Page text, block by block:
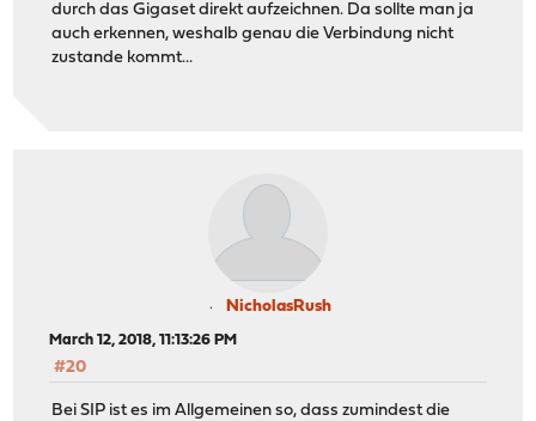
durch das Gigaset direkt aufzeichnen. Da sollte man ja
auch erkennen, weshalb genau die Verbindung nicht
zustande kommt...
NicholasRush
March 12, 2018, 11:13:26 PM
#20
Bei SIP ist es im Allgemeinen so, dass zumindest die